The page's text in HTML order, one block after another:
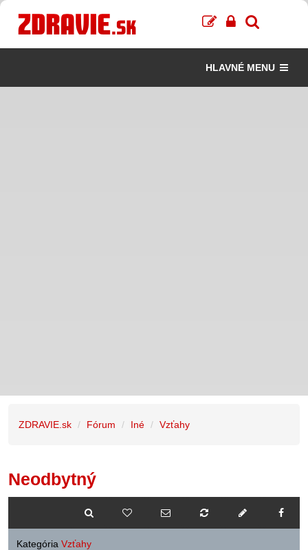
HLAVNÉ MENU
ZDRAVIE.sk Fórum Iné Vzťahy
Neodbytný
Kategória Vzťahy